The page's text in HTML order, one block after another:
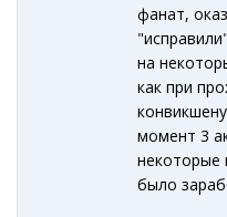
фанат,
на
как при
момент 3
некоторые
было